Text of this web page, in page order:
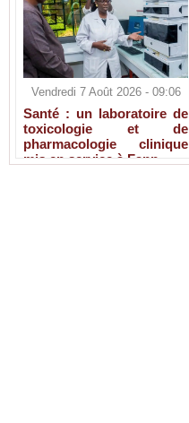
Vendredi 7 Août 2026 - 09:06
Santé : un laboratoire de
toxicologie et de
pharmacologie clinique
mis en service à Fann